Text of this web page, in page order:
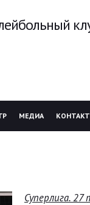
МЕДИА
Суперлига. 27